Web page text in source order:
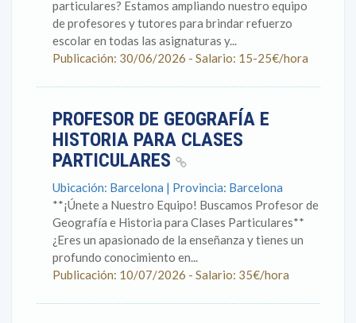
particulares? Estamos ampliando nuestro equipo
de profesores y tutores para brindar refuerzo
escolar en todas las asignaturas y...
Publicación: 30/06/2026 - Salario: 15-25€/hora
PROFESOR DE GEOGRAFÍA E
HISTORIA PARA CLASES
PARTICULARES
Ubicación: Barcelona | Provincia: Barcelona
**¡Únete a Nuestro Equipo! Buscamos Profesor de
Geografía e Historia para Clases Particulares**
¿Eres un apasionado de la enseñanza y tienes un
profundo conocimiento en...
Publicación: 10/07/2026 - Salario: 35€/hora